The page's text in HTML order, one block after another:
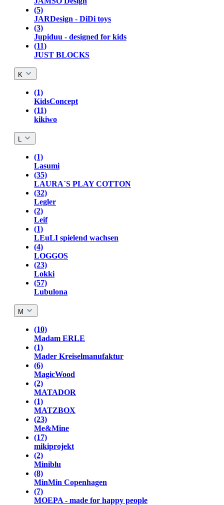
(5)
JARDesign - DiDi toys
(3)
Jupiduu - designed for kids
(11)
JUST BLOCKS
K
(1)
KidsConcept
(11)
kikiwo
(1)
Lasumi
(35)
LAURA´S PLAY COTTON
(32)
Legler
(2)
Leif
(1)
LEuLI spielend wachsen
(4)
LOGGOS
(23)
Lokki
(57)
Lubulona
M
(10)
Madam ERLE
(1)
Mader Kreiselmanufaktur
(6)
MagicWood
(2)
MATADOR
(1)
MATZBOX
(23)
Me&Mine
(17)
mikiprojekt
(2)
Miniblu
(8)
MinMin Copenhagen
(7)
MOEPA - made for happy people